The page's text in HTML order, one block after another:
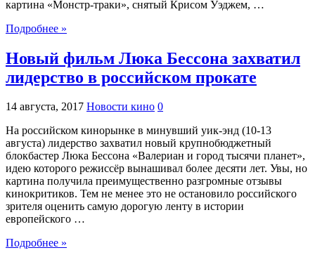
картина «Монстр-траки», снятый Крисом Уэджем, …
Подробнее »
Новый фильм Люка Бессона захватил
лидерство в российском прокате
14 августа, 2017 Новости кино 0
На российском кинорынке в минувший уик-энд (10-13
августа) лидерство захватил новый крупнобюджетный
блокбастер Люка Бессона «Валериан и город тысячи планет»,
идею которого режиссёр вынашивал более десяти лет. Увы, но
картина получила преимущественно разгромные отзывы
кинокритиков. Тем не менее это не остановило российского
зрителя оценить самую дорогую ленту в истории
европейского …
Подробнее »